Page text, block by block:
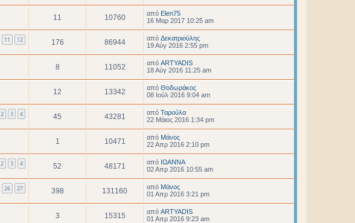
11 10760 από Elen75
16 Μαρ 2017 10:25 am
11 12 176 86944 από Δεκατριούλης
19 Αύγ 2016 2:55 pm
8 11052 από ARTYADIS
18 Αύγ 2016 11:25 am
12 13342 από Θοδωράκος
08 Ιούλ 2016 9:04 am
2 3 4 45 43281 από Ταρούλα
22 Μάιος 2016 1:34 pm
1 10471 από Μάνος
22 Απρ 2016 2:10 pm
2 3 4 52 48171 από ΙΩΑΝΝΑ
02 Απρ 2016 10:55 am
26 27 398 131160 από Μάνος
01 Απρ 2016 3:21 pm
3 15315 από ARTYADIS
01 Απρ 2016 9:23 am